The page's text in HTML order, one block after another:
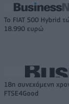
Το FIAT 500 Hybrid
18.990 ευρώ
18η συνεχόμενη
FTSE4Good